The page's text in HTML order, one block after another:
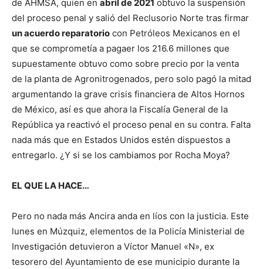
de AHMSA, quien en abril de 2021 obtuvo la suspensión
del proceso penal y salió del Reclusorio Norte tras firmar
un acuerdo reparatorio con Petróleos Mexicanos en el
que se comprometía a pagaer los 216.6 millones que
supuestamente obtuvo como sobre precio por la venta
de la planta de Agronitrogenados, pero solo pagó la mitad
argumentando la grave crisis financiera de Altos Hornos
de México, así es que ahora la Fiscalía General de la
República ya reactivó el proceso penal en su contra. Falta
nada más que en Estados Unidos estén dispuestos a
entregarlo. ¿Y si se los cambiamos por Rocha Moya?
EL QUE LA HACE…
Pero no nada más Ancira anda en líos con la justicia. Este
lunes en Múzquiz, elementos de la Policía Ministerial de
Investigación detuvieron a Víctor Manuel «N», ex
tesorero del Ayuntamiento de ese municipio durante la